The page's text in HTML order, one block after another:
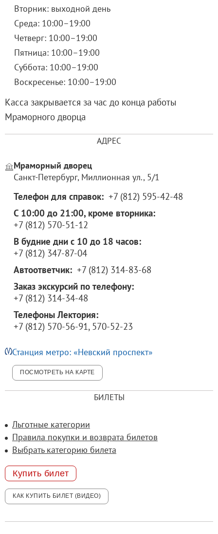
Вторник: выходной день
Среда: 10:00–19:00
Четверг: 10:00–19:00
Пятница: 10:00–19:00
Суббота: 10:00–19:00
Воскресенье: 10:00–19:00
Касса закрывается за час до конца работы
Мраморного дворца
АДРЕС
Мраморный дворец
Санкт-Петербург, Миллионная ул., 5/1
Телефон для справок: +7 (812) 595-42-48
С 10:00 до 21:00, кроме вторника:
+7 (812) 570-51-12
В будние дни с 10 до 18 часов:
+7 (812) 347-87-04
Автоответчик: +7 (812) 314-83-68
Заказ экскурсий по телефону:
+7 (812) 314-34-48
Телефоны Лектория:
+7 (812) 570-56-91, 570-52-23
Станция метро: «Невский проспект»
ПОСМОТРЕТЬ НА КАРТЕ
БИЛЕТЫ
Льготные категории
Правила покупки и возврата билетов
Выбрать категорию билета
Купить билет
КАК КУПИТЬ БИЛЕТ (ВИДЕО)